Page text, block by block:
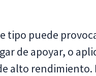
tipo puede
de apoyar, o
alto rendimiento.